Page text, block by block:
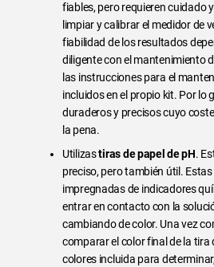
fiables, pero requieren cuidado
limpiar y calibrar el medidor de
fiabilidad de los resultados
diligente con el mantenimiento
las instrucciones para el
incluidos en el propio kit. Por lo
duraderos y precisos cuyo
la pena.
Utilizastiras de papel de pH.
preciso, pero también útil.
impregnadas de indicadores
entrar en contacto con la
cambiando de color. Una vez
comparar el color final de la tira
colores incluida para